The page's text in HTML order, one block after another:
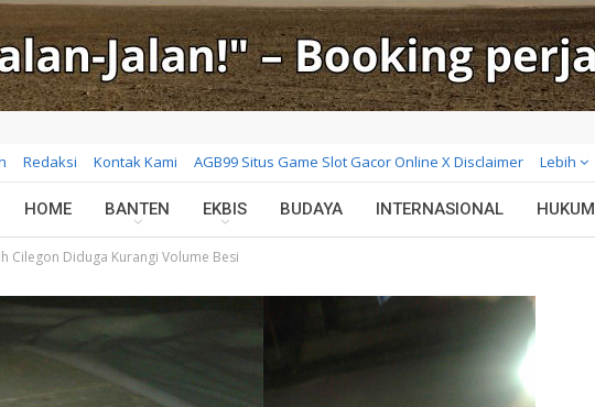
Redaksi Kontak Kami AGB99 Situs Game Slot Gacor Online X Disclaimer Lebih
HOME BANTEN EKBIS BUDAYA INTERNASIONAL HUKUM
Cilegon Diduga Kurangi Volume Besi